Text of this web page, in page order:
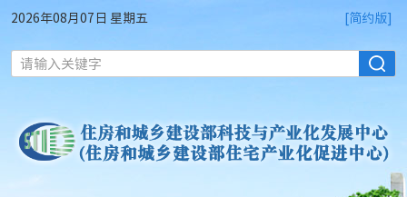
2026年08月07日 星期五 [简约版]
请输入关键字